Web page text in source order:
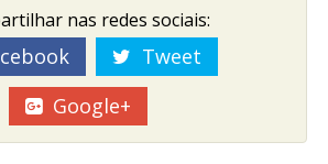
nas redes sociais:
Tweet
Google+